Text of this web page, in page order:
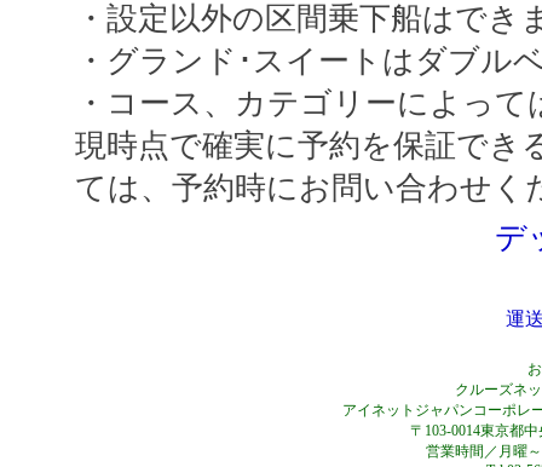
・設定以外の区間乗下船はで
・グランド･スイートはダブ
・コース、カテゴリーによっ
現時点で確実に予約を保証で
ては、予約時にお問い合わせく
デ
運
クルーズネ
アイネットジャパンコーポ
〒103-0014東京都
営業時間／月曜